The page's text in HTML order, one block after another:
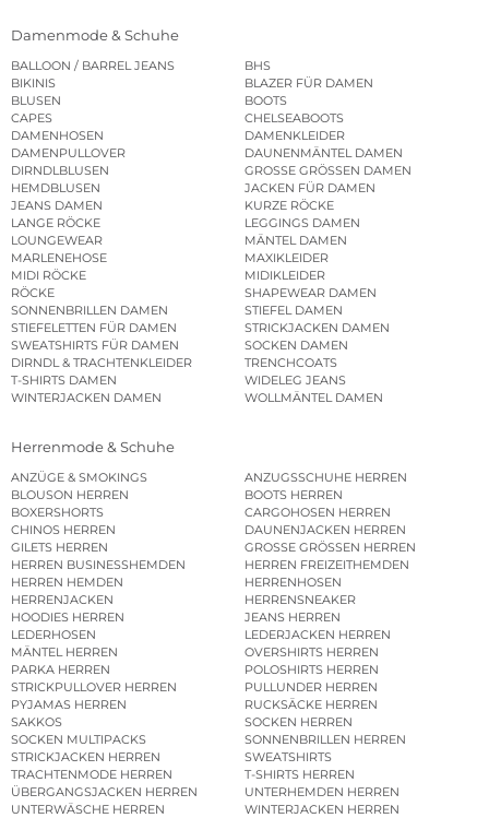
Damenmode & Schuhe
BALLOON / BARREL JEANS
BHS
BIKINIS
BLAZER FÜR DAMEN
BLUSEN
BOOTS
CAPES
CHELSEABOOTS
DAMENHOSEN
DAMENKLEIDER
DAMENPULLOVER
DAUNENMÄNTEL DAMEN
DIRNDLBLUSEN
GROSSE GRÖSSEN DAMEN
HEMDBLUSEN
JACKEN FÜR DAMEN
JEANS DAMEN
KURZE RÖCKE
LANGE RÖCKE
LEGGINGS DAMEN
LOUNGEWEAR
MÄNTEL DAMEN
MARLENEHOSE
MAXIKLEIDER
MIDI RÖCKE
MIDIKLEIDER
RÖCKE
SHAPEWEAR DAMEN
SONNENBRILLEN DAMEN
STIEFEL DAMEN
STIEFELETTEN FÜR DAMEN
STRICKJACKEN DAMEN
SWEATSHIRTS FÜR DAMEN
SOCKEN DAMEN
DIRNDL & TRACHTENKLEIDER
TRENCHCOATS
T-SHIRTS DAMEN
WIDELEG JEANS
WINTERJACKEN DAMEN
WOLLMÄNTEL DAMEN
Herrenmode & Schuhe
ANZÜGE & SMOKINGS
ANZUGSSCHUHE HERREN
BLOUSON HERREN
BOOTS HERREN
BOXERSHORTS
CARGOHOSEN HERREN
CHINOS HERREN
DAUNENJACKEN HERREN
GILETS HERREN
GROSSE GRÖSSEN HERREN
HERREN BUSINESSHEMDEN
HERREN FREIZEITHEMDEN
HERREN HEMDEN
HERRENHOSEN
HERRENJACKEN
HERRENSNEAKER
HOODIES HERREN
JEANS HERREN
LEDERHOSEN
LEDERJACKEN HERREN
MÄNTEL HERREN
OVERSHIRTS HERREN
PARKA HERREN
POLOSHIRTS HERREN
STRICKPULLOVER HERREN
PULLUNDER HERREN
PYJAMAS HERREN
RUCKSÄCKE HERREN
SAKKOS
SOCKEN HERREN
SOCKEN MULTIPACKS
SONNENBRILLEN HERREN
STRICKJACKEN HERREN
SWEATSHIRTS
TRACHTENMODE HERREN
T-SHIRTS HERREN
ÜBERGANGSJACKEN HERREN
UNTERHEMDEN HERREN
UNTERWÄSCHE HERREN
WINTERJACKEN HERREN